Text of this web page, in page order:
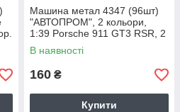
Машина метал 4347 (96шт)
"АВТОПРОМ", 2 кольори,
1:39 Porsche 911 GT3 RSR, 2
кольори, відкр.двері, в кор. 14
В наявності
160 ₴
Купити